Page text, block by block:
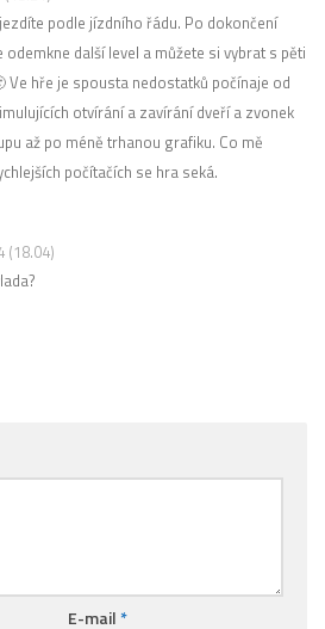
podle jízdního řádu. Po dokončení
odemkne další level a můžete si vybrat s pěti
Ve hře je spousta nedostatků počínaje od
otvírání a zavírání dveří a zvonek
až po méně trhanou grafiku. Co mě
počítačích se hra seká.
(18.04)
E-mail *